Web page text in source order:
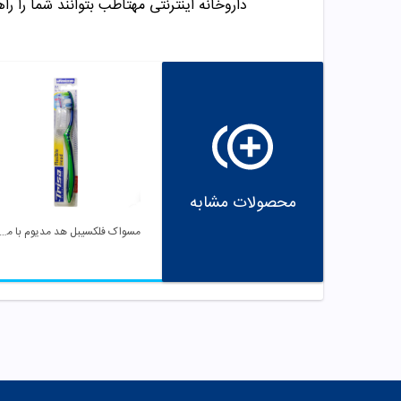
داروخانه اینترنتی مهتاطب بتوانند شما را
محصولات مشابه
مسواک فلکسیبل هد مدیوم با محافظ سبز تریزا